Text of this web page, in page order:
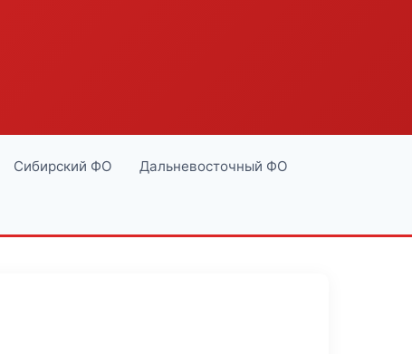
Сибирский ФО Дальневосточный ФО